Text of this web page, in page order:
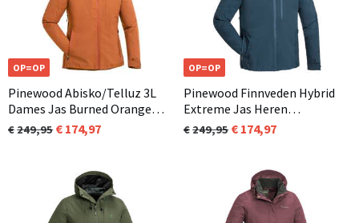
OP=OP
Pinewood Abisko/Telluz 3L
Dames Jas Burned Orange
(501)
249,95 174,97
OP=OP
Pinewood Finnveden Hybrid
Extreme Jas Heren
Donkerblauw (349)
249,95 174,97